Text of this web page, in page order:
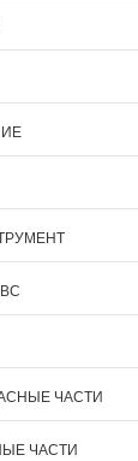
ЧАСТИ
ЧАСТИ